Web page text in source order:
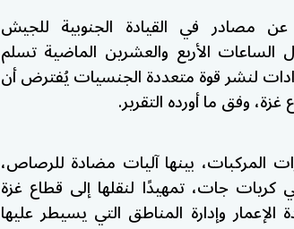
مصادر في القيادة الجنوبية للجيش
الساعات الأربع والعشرين الماضية تسلم
لنشر قوة متعددة الجنسيات يُفترض أن
وفق ما أورده التقرير.
بينها آليات مضادة للرصاص،
جات، تمهيدًا لنقلها إلى قطاع غزة
وإدارة المناطق التي يسيطر عليها